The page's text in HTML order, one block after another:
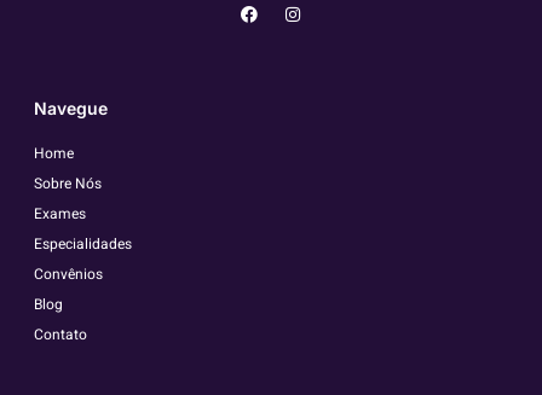
Navegue
Home
Sobre Nós
Exames
Especialidades
Convênios
Blog
Contato